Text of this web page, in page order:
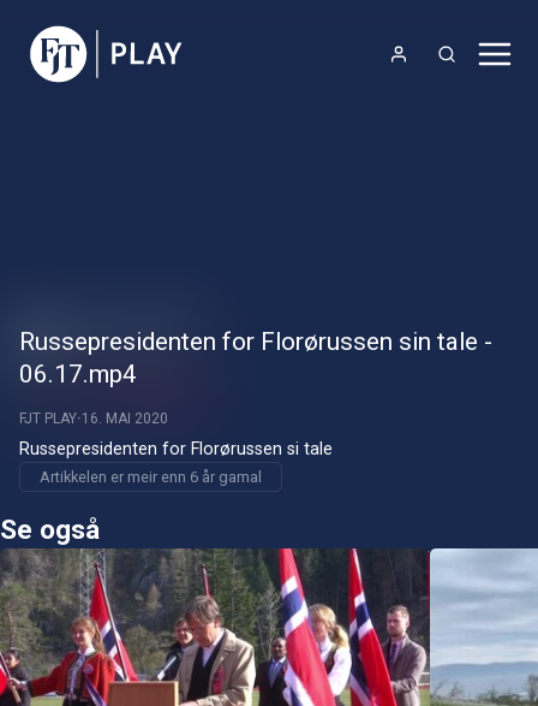
Russepresidenten for Florørussen sin tale -
06.17.mp4
FJT PLAY 16. MAI 2020
Russepresidenten for Florørussen si tale
Artikkelen er meir enn 6 år gamal
Se også